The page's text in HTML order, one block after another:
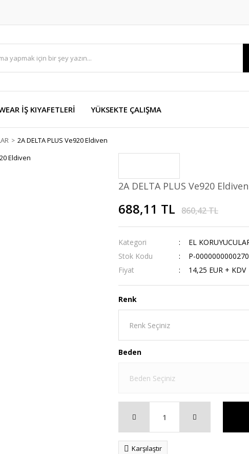
İŞ KIYAFETLERİ YÜKSEKTE ÇALIŞMA
2A DELTA PLUS Ve920 Eldiven
2A DELTA PLUS Ve920 Eldiven
688,11 TL 860,42 TL
Kategori
EL
Stok Kodu
P-0000000000270
Fiyat
14,25 EUR + KDV
Renk
Beden
Karşılaştır